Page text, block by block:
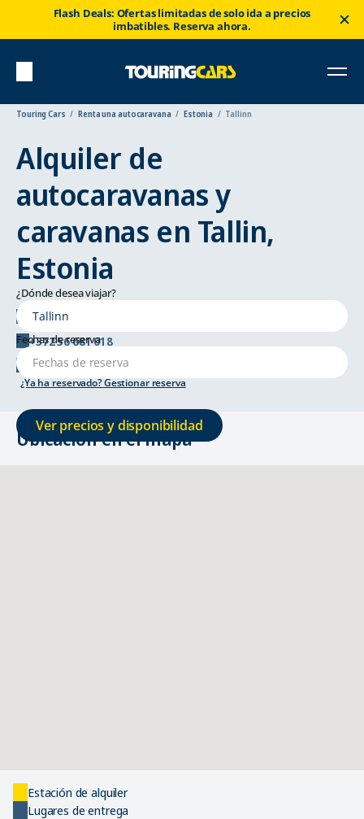
Flash Deals: Ofertas limitadas de solo ida a precios
imbatibles. Reserva ahora.
Touring Cars Renta una autocaravana Estonia Tallinn
Alquiler de
autocaravanas y
caravanas en Tallin,
Estonia
Härgmäe tn 24, 13525 Tallinn
+372 56 681 018
tallinn@touringcars.com
Ubicación en el mapa
Estación de alquiler
Lugares de entrega
¿Dónde desea viajar?
Fechas de reserva
Ver precios y disponibilidad
¿Ya ha reservado? Gestionar reserva